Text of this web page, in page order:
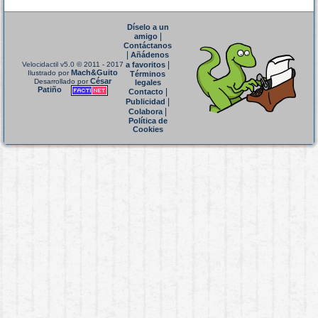
Velocidactil v5.0 © 2011 - 2017
Ilustrado porMach&Guito
Desarrollado porCésar
Patiño
Díselo a un
amigo|
Contáctanos
Añádenos
a favoritos
Términos
legales
Contacto|
Publicidad
Colabora|
Política de
Cookies